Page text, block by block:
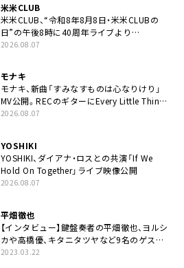
米米CLUB
米米CLUB、“令和8年8月8日・米米CLUBの
日”の午後8時に40周年ライブより
「FANtachy medley」を88年限定公開
2026.08.07
モナキ
モナキ、新曲「すみなすものは心なりけり」
MV公開。RECのギターにEvery Little Thing・
伊藤一朗参加も
2026.08.07
YOSHIKI
YOSHIKI、ダイアナ・ロスとの共演「If We
Hold On Together」ライブ映像公開
2026.08.07
平畑徹也
【インタビュー】鍵盤奏者の平畑徹也、ヨルシ
カや高橋優、キタニタツヤなど9名のゲスト
を迎えた初アルバムに音楽人生の総括「自分
2023.03.22